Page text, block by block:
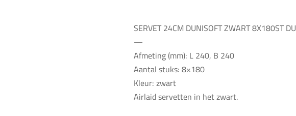
SERVET 24CM DUNISOFT ZWART 8X180ST DU
—
Afmeting (mm): L 240, B 240
Aantal stuks: 8×180
Kleur: zwart
Airlaid servetten in het zwart.